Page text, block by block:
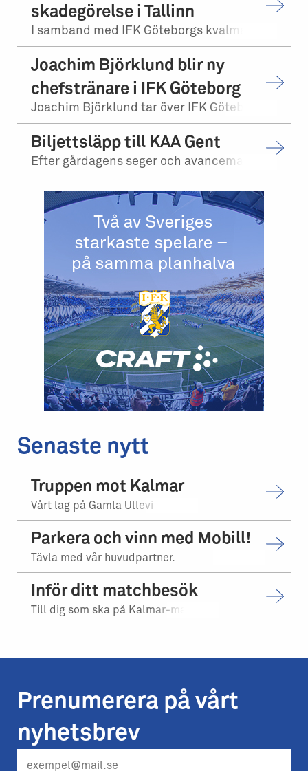
skadegörelse i Tallinn
Joachim Björklund blir ny
chefstränare i IFK Göteborg
Biljettsläpp till KAA Gent
Senaste nytt
Truppen mot Kalmar
Vårt lag på Gamla Ullevi
Parkera och vinn med Mobill!
Tävla med vår huvudpartner.
Inför ditt matchbesök
Till dig som ska på Kalmar-matchen.
Prenumerera på vårt
nyhetsbrev